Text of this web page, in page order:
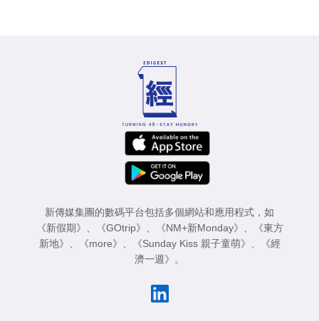
新傳媒集團的數碼平台包括多個網站和應用程式，如
《新假期》
《GOtrip》 《NM+新Monday》
《東方
新地》
《more》 《Sunday Kiss 親子童萌》
《經
濟一週》
。